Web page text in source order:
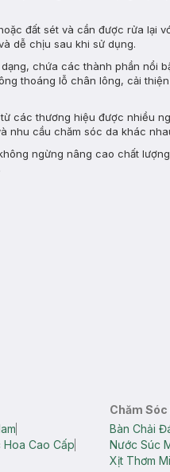
đất sét và cần được rửa lại
dễ chịu sau khi sử dụng.
chứa các thành phần nổi
thoáng lỗ chân lông, cải
các thương hiệu được nhiều
nhu cầu chăm sóc da khác
ngừng nâng cao chất
Hoa Cao Cấp
Chăm Sóc
Bàn Chải
Nước Súc
Xịt Thơm